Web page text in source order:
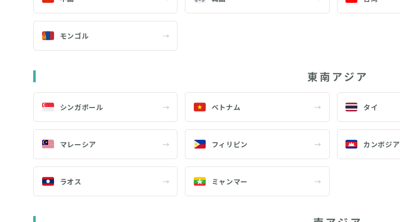
モンゴル →
東南アジア
シンガポール → ベトナム → タイ
マレーシア → フィリピン → カンボジア
ラオス → ミャンマー →